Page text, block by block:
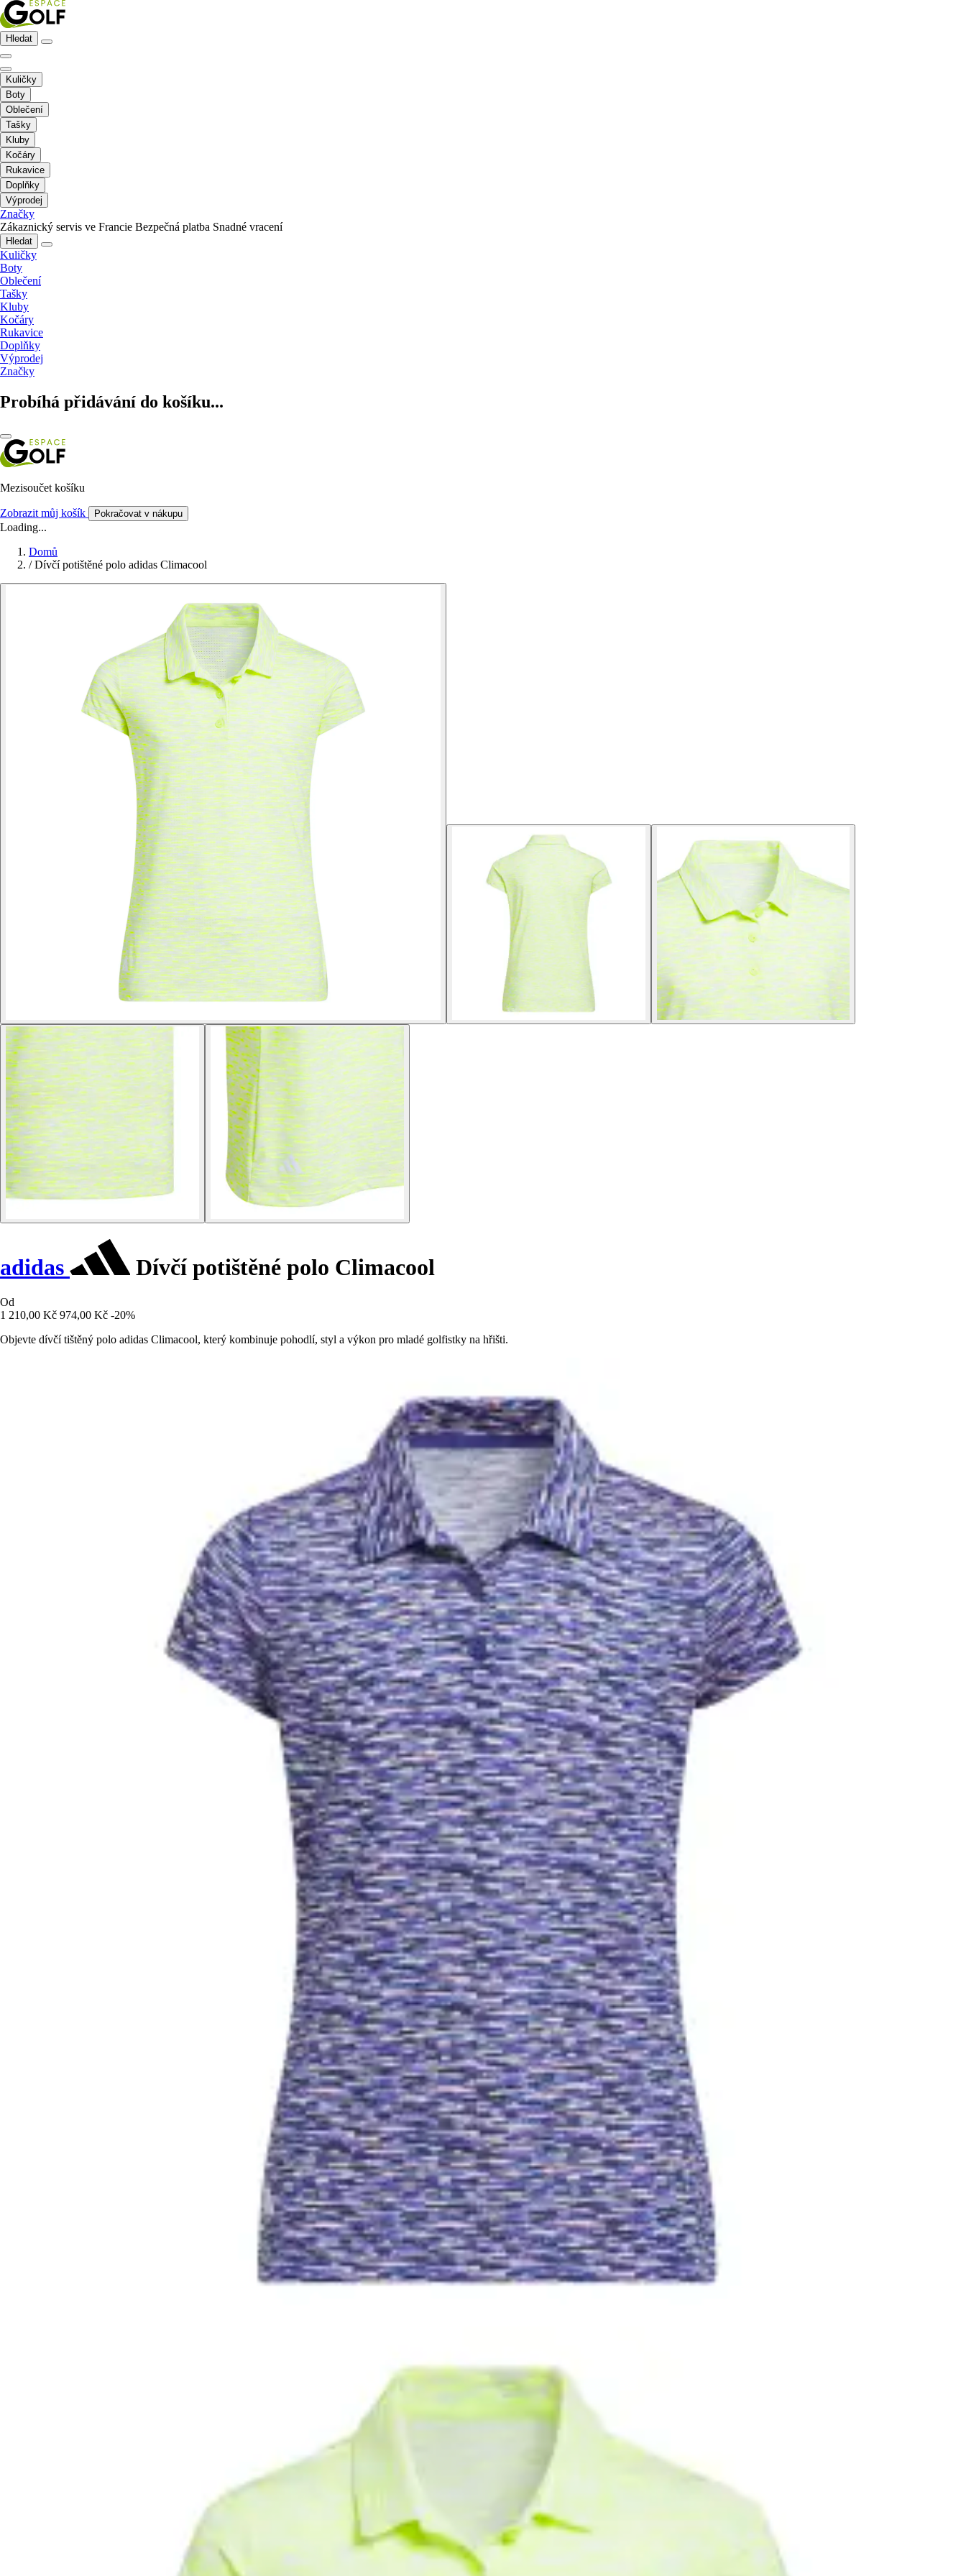
Hledat
Kuličky
Boty
Oblečení
Tašky
Kluby
Kočáry
Rukavice
Doplňky
Výprodej
Značky
Zákaznický servis ve Francie Bezpečná platba Snadné vracení
Hledat
Kuličky
Boty
Oblečení
Tašky
Kluby
Kočáry
Rukavice
Doplňky
Výprodej
Značky
Probíhá přidávání do košíku...
Mezisoučet košíku
Zobrazit můj košík Pokračovat v nákupu
Loading...
Domů
/ Dívčí potištěné polo adidas Climacool
adidas Dívčí potištěné polo Climacool
Od
1 210,00 Kč 974,00 Kč -20%
Objevte dívčí tištěný polo adidas Climacool, který kombinuje pohodlí, styl a výkon pro mladé golfistky na hřišti.